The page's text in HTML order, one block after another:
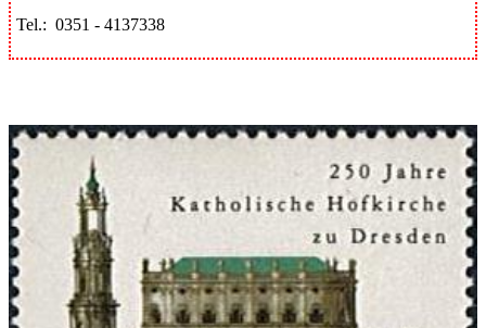
Tel.: 0351 - 4137338